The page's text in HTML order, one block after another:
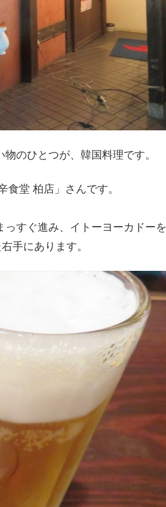
のひとつが、韓国料理です。
堂 柏店」さんです。
すぐ進み、イトーヨーカドーを
手にあります。